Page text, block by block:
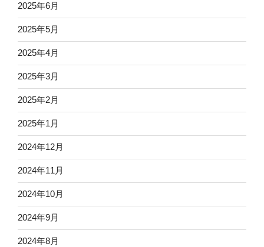
2025年6月
2025年5月
2025年4月
2025年3月
2025年2月
2025年1月
2024年12月
2024年11月
2024年10月
2024年9月
2024年8月